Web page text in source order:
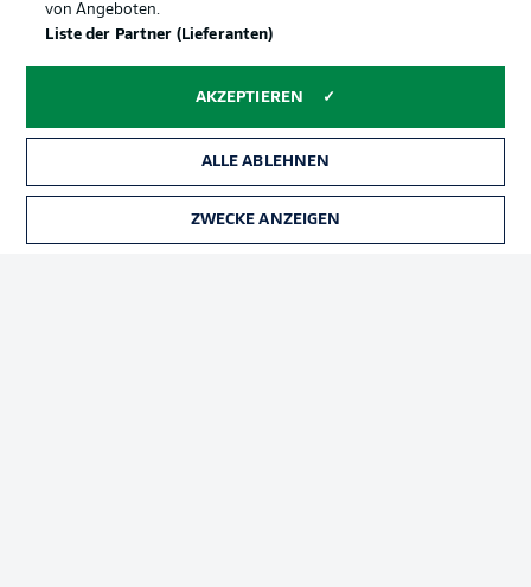
Broadcaster
Spieler
Liveticker AGB
von Angeboten.
Liste der Partner (Lieferanten)
AKZEPTIEREN
ALLE ABLEHNEN
ZWECKE ANZEIGEN